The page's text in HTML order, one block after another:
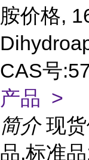
胺价格,
CAS号
产品 >
简介 现
品,标准